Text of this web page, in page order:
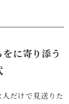
に寄り添う
人だけで見送りた